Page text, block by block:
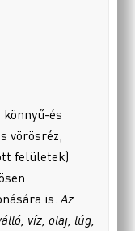
és
vörösréz,
felületek)
is.Az
víz, olaj, lúg,